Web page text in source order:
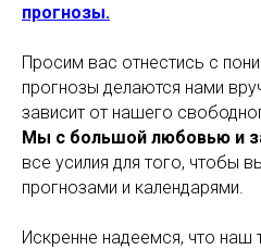
прогнозы.
Просим вас отнестись с
прогнозы делаются нами
зависит от нашего
Мы с большой любовью и
все усилия для того, чтобы
прогнозами и календарями.
Искренне надеемся, что наш